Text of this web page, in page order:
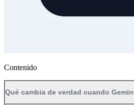
Contenido
Qué cambia de verdad cuando